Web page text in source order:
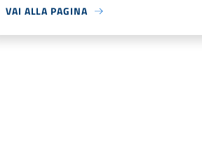
VAI ALLA PAGINA